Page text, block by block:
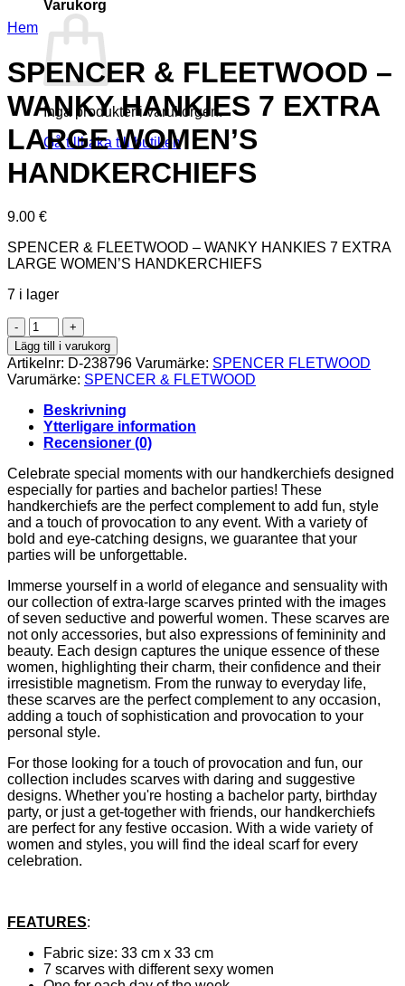
Varukorg
Inga produkter i varukorgen.
Gå tillbaka till butiken
Hem
SPENCER & FLEETWOOD –
WANKY HANKIES 7 EXTRA
LARGE WOMEN’S
HANDKERCHIEFS
9.00 €
SPENCER & FLEETWOOD – WANKY HANKIES 7 EXTRA
LARGE WOMEN’S HANDKERCHIEFS
7 i lager
SPENCER
&
FLEETWOOD
-
WANKY
HANKIES
7
EXTRA
LARGE
WOMEN'S
HANDKERCHIEFS
mängd
Lägg till i varukorg
Artikelnr: D-238796 Varumärke: SPENCER FLETWOOD
Varumärke: SPENCER & FLETWOOD
Beskrivning
Ytterligare information
Recensioner (0)
Celebrate special moments with our handkerchiefs designed
especially for parties and bachelor parties! These
handkerchiefs are the perfect complement to add fun, style
and a touch of provocation to any event. With a variety of
bold and eye-catching designs, we guarantee that your
parties will be unforgettable.
Immerse yourself in a world of elegance and sensuality with
our collection of extra-large scarves printed with the images
of seven seductive and powerful women. These scarves are
not only accessories, but also expressions of femininity and
beauty. Each design captures the unique essence of these
women, highlighting their charm, their confidence and their
irresistible magnetism. From the runway to everyday life,
these scarves are the perfect complement to any occasion,
adding a touch of sophistication and provocation to your
personal style.
For those looking for a touch of provocation and fun, our
collection includes scarves with daring and suggestive
designs. Whether you're hosting a bachelor party, birthday
party, or just a get-together with friends, our handkerchiefs
are perfect for any festive occasion. With a wide variety of
women and styles, you will find the ideal scarf for every
celebration.
FEATURES:
Fabric size: 33 cm x 33 cm
7 scarves with different sexy women